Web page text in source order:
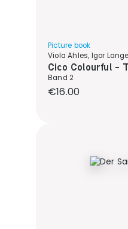
Picture book
Viola Ahles, Igor Lange
Cico Colourful -
Band 2
Regular price:
€16.00